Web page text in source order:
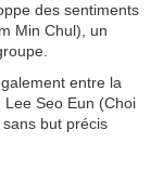
des sentiments
Min Chul), un
entre la
Lee Seo Eun (Choi
but précis